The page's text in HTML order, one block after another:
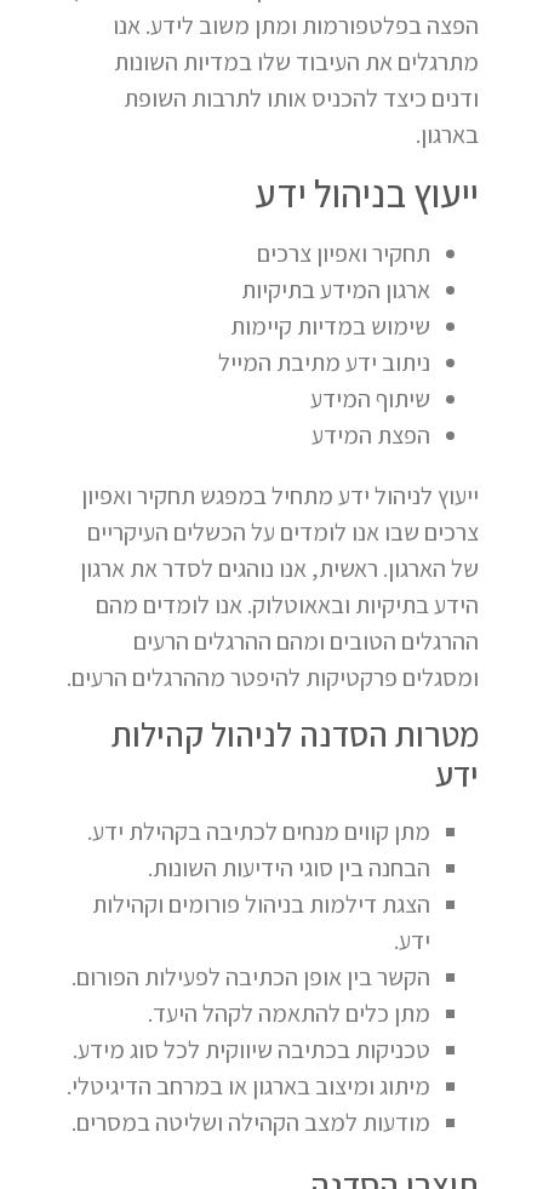
הפצה בפלטפורמות ומתן משוב לידע. אנו
מתרגלים את העיבוד שלו במדיות השונות
ודנים כיצד להכניס אותו לתרבות השופת
בארגון.
ייעוץ בניהול ידע
תחקיר ואפיון צרכים
ארגון המידע בתיקיות
שימוש במדיות קיימות
ניתוב ידע מתיבת המייל
שיתוף המידע
הפצת המידע
ייעוץ לניהול ידע מתחיל במפגש תחקיר ואפיון
צרכים שבו אנו לומדים על הכשלים העיקריים
של הארגון. ראשית, אנו נוהגים לסדר את ארגון
הידע בתיקיות ובאאוטלוק. אנו לומדים מהם
ההרגלים הטובים ומהם ההרגלים הרעים
ומסגלים פרקטיקות להיפטר מההרגלים הרעים.
מטרות הסדנה לניהול קהילות
ידע
מתן קווים מנחים לכתיבה בקהילת ידע.
הבחנה בין סוגי הידיעות השונות.
הצגת דילמות בניהול פורומים וקהילות
ידע.
הקשר בין אופן הכתיבה לפעילות הפורום.
מתן כלים להתאמה לקהל היעד.
טכניקות בכתיבה שיווקית לכל סוג מידע.
מיתוג ומיצוב בארגון או במרחב הדיגיטלי.
מודעות למצב הקהילה ושליטה במסרים.